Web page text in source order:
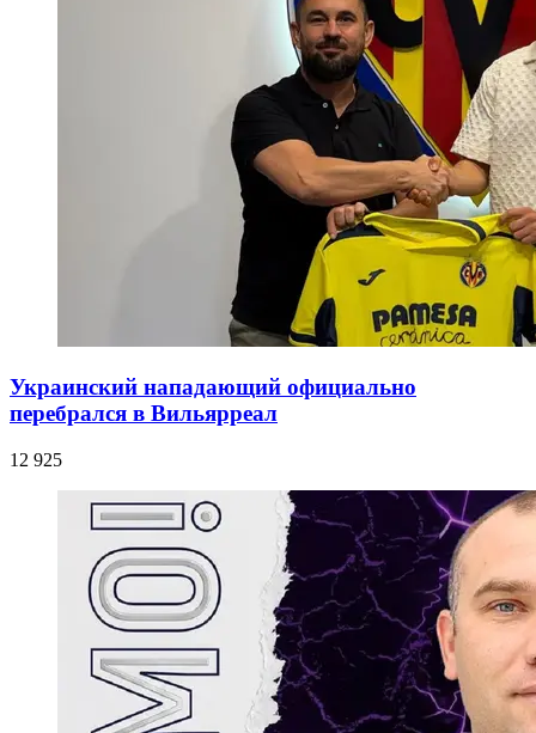
Украинский нападающий официально
перебрался в Вильярреал
12 925